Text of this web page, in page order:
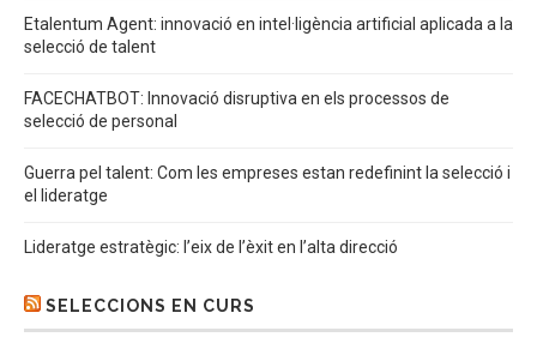
Etalentum Agent: innovació en intel·ligència artificial aplicada a la
selecció de talent
FACECHATBOT: Innovació disruptiva en els processos de
selecció de personal
Guerra pel talent: Com les empreses estan redefinint la selecció i
el lideratge
Lideratge estratègic: l’eix de l’èxit en l’alta direcció
SELECCIONS EN CURS